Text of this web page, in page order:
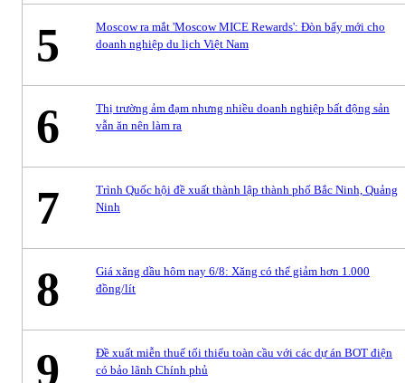
5
Moscow ra mắt 'Moscow MICE Rewards': Đòn bẩy mới cho
doanh nghiệp du lịch Việt Nam
6
Thị trường ảm đạm nhưng nhiều doanh nghiệp bất động sản
vẫn ăn nên làm ra
7
Trình Quốc hội đề xuất thành lập thành phố Bắc Ninh, Quảng
Ninh
8
Giá xăng dầu hôm nay 6/8: Xăng có thể giảm hơn 1.000
đồng/lít
9
Đề xuất miễn thuế tối thiểu toàn cầu với các dự án BOT điện
có bảo lãnh Chính phủ